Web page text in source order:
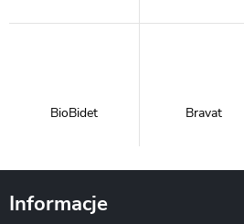
BioBidet Bravat
Informacje